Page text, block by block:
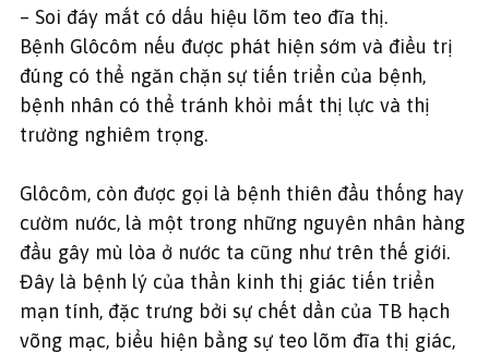
– Soi đáy mắt có dấu hiệu lõm teo đĩa thị.
Bệnh Glôcôm nếu được phát hiện sớm và điều trị
đúng có thể ngăn chặn sự tiến triển của bệnh,
bệnh nhân có thể tránh khỏi mất thị lực và thị
trường nghiêm trọng.
Glôcôm, còn được gọi là bệnh thiên đầu thống hay
cườm nước, là một trong những nguyên nhân hàng
đầu gây mù lòa ở nước ta cũng như trên thế giới.
Đây là bệnh lý của thần kinh thị giác tiến triển
mạn tính, đặc trưng bởi sự chết dần của TB hạch
võng mạc, biểu hiện bằng sự teo lõm đĩa thị giác,